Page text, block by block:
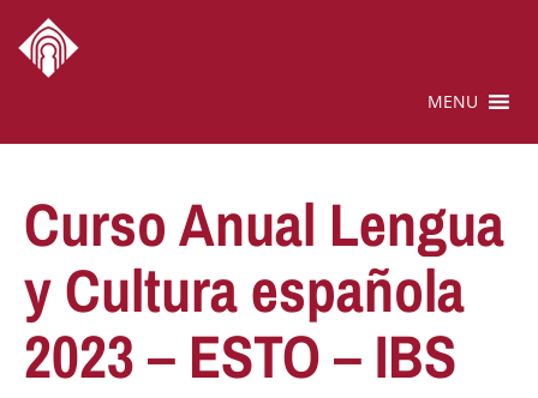
MENU
Curso Anual Lengua
y Cultura española
2023 – ESTO – IBS